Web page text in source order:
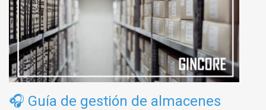
🎧 Guía de gestión de almacenes